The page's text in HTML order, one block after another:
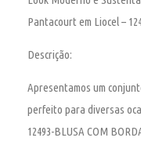
Pantacourt em Liocel –
Descrição:
Apresentamos um
perfeito para diversas
12493-BLUSA COM